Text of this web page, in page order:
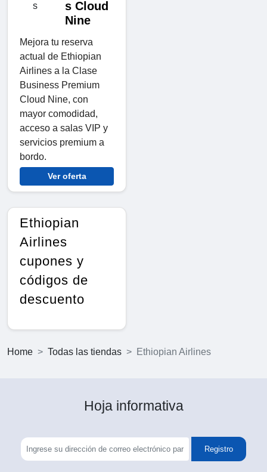
s Cloud
Nine
Mejora tu reserva
actual de Ethiopian
Airlines a la Clase
Business Premium
Cloud Nine, con
mayor comodidad,
acceso a salas VIP y
servicios premium a
bordo.
Ver oferta
Ethiopian
Airlines
cupones y
códigos de
descuento
Home Todas las tiendas Ethiopian Airlines
Hoja informativa
Registro